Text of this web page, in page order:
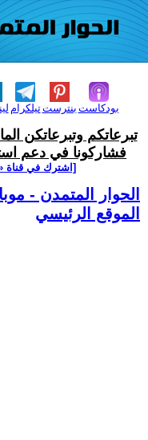
تيلكرامبنترست بودكاست
تبرعاتكم وتبرعاتكن
فشاركونا في دعم
[اشترك في قناة
الحوار المتمدن -
الموقع الرئيسي